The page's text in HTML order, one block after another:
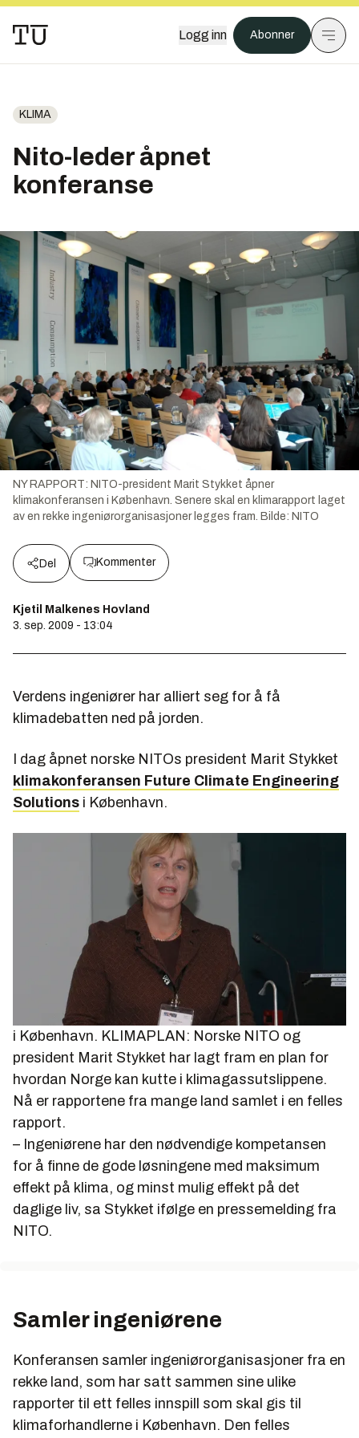
Logg inn Abonner
KLIMA
Nito-leder åpnet
konferanse
NY RAPPORT: NITO-president Marit Stykket åpner
klimakonferansen i København. Senere skal en klimarapport laget
av en rekke ingeniørorganisasjoner legges fram. Bilde: NITO
Del Kommenter
Kjetil Malkenes Hovland
3. sep. 2009 - 13:04
Verdens ingeniører har alliert seg for å få
klimadebatten ned på jorden.
I dag åpnet norske NITOs president Marit Stykket
klimakonferansen Future Climate Engineering
Solutions i København.
i København. KLIMAPLAN: Norske NITO og
president Marit Stykket har lagt fram en plan for
hvordan Norge kan kutte i klimagassutslippene.
Nå er rapportene fra mange land samlet i en felles
rapport.
– Ingeniørene har den nødvendige kompetansen
for å finne de gode løsningene med maksimum
effekt på klima, og minst mulig effekt på det
daglige liv, sa Stykket ifølge en pressemelding fra
NITO.
Samler ingeniørene
Konferansen samler ingeniørorganisasjoner fra en
rekke land, som har satt sammen sine ulike
rapporter til ett felles innspill som skal gis til
klimaforhandlerne i København. Den felles